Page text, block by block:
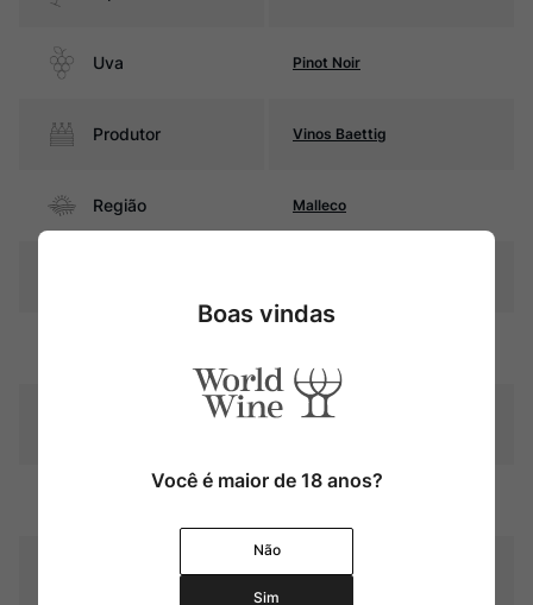
Uva Pinot Noir
Produtor Vinos Baettig
Região Malleco
Graduação Alcóoli
13,5%
15 meses em barricas de
Temperatura 16ºC – 18ºC
Boas vindas
Você é maior de 18 anos?
Não
Sim